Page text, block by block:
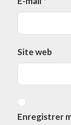
Site web
Enregistrer